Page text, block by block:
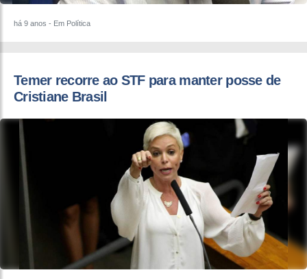
há 9 anos - Em Política
Temer recorre ao STF para manter posse de
Cristiane Brasil